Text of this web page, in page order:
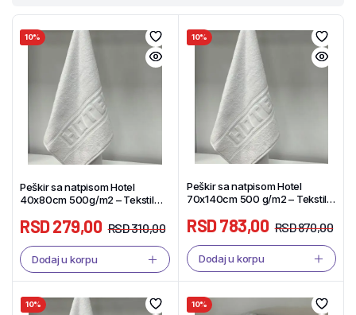
10%
Peškir sa natpisom Hotel
40x80cm 500g/m2 – Tekstil
RSD310,00
RSD279,00
Dodaj u korpu
10%
Peškir sa natpisom Hotel
70x140cm 500 g/m2 – Tekstil
RSD870,00
RSD783,00
Dodaj u korpu
10% 10%